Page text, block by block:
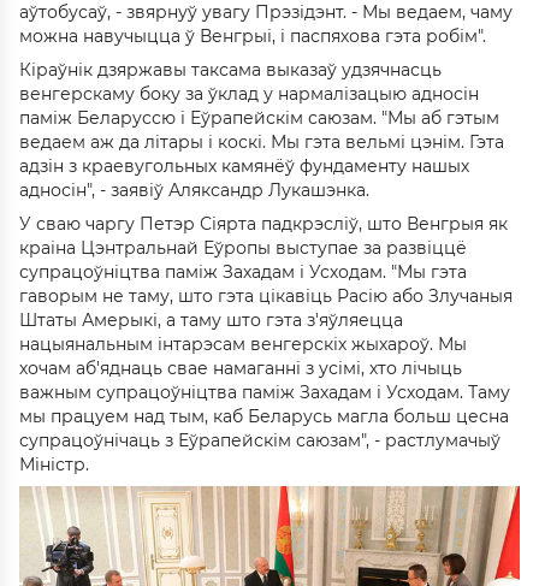
аўтобусаў, - звярнуў увагу Прэзідэнт. - Мы ведаем, чаму
можна навучыцца ў Венгрыі, і паспяхова гэта робім".
Кіраўнік дзяржавы таксама выказаў удзячнасць
венгерскаму боку за ўклад у нармалізацыю адносін
паміж Беларуссю і Еўрапейскім саюзам. "Мы аб гэтым
ведаем аж да літары і коскі. Мы гэта вельмі цэнім. Гэта
адзін з краевугольных камянёў фундаменту нашых
адносін", - заявіў Аляксандр Лукашэнка.
У сваю чаргу Петэр Сіярта падкрэсліў, што Венгрыя як
краіна Цэнтральнай Еўропы выступае за развіццё
супрацоўніцтва паміж Захадам і Усходам. "Мы гэта
гаворым не таму, што гэта цікавіць Расію або Злучаныя
Штаты Амерыкі, а таму што гэта з'яўляецца
нацыянальным інтарэсам венгерскіх жыхароў. Мы
хочам аб'яднаць свае намаганні з усімі, хто лічыць
важным супрацоўніцтва паміж Захадам і Усходам. Таму
мы працуем над тым, каб Беларусь магла больш цесна
супрацоўнічаць з Еўрапейскім саюзам", - растлумачыў
Міністр.